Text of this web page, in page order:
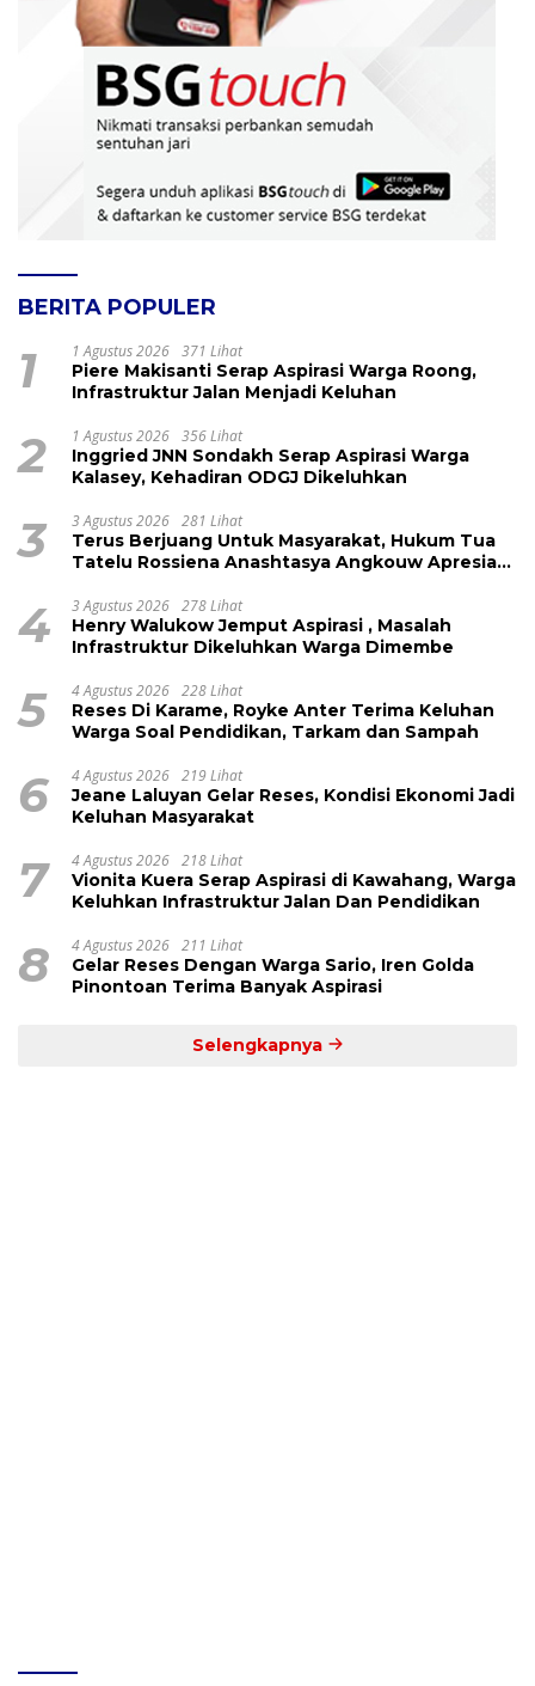
BERITA POPULER
1 1 Agustus 2026 371 Lihat
Piere Makisanti Serap Aspirasi Warga Roong,
Infrastruktur Jalan Menjadi Keluhan
2 1 Agustus 2026 356 Lihat
Inggried JNN Sondakh Serap Aspirasi Warga
Kalasey, Kehadiran ODGJ Dikeluhkan
3 3 Agustus 2026 281 Lihat
Terus Berjuang Untuk Masyarakat, Hukum Tua
Tatelu Rossiena Anashtasya Angkouw Apresiasi
4 3 Agustus 2026 278 Lihat
Henry Walukow Jemput Aspirasi , Masalah
Infrastruktur Dikeluhkan Warga Dimembe
5 4 Agustus 2026 228 Lihat
Reses Di Karame, Royke Anter Terima Keluhan
Warga Soal Pendidikan, Tarkam dan Sampah
6 4 Agustus 2026 219 Lihat
Jeane Laluyan Gelar Reses, Kondisi Ekonomi Jadi
Keluhan Masyarakat
7 4 Agustus 2026 218 Lihat
Vionita Kuera Serap Aspirasi di Kawahang, Warga
Keluhkan Infrastruktur Jalan Dan Pendidikan
8 4 Agustus 2026 211 Lihat
Gelar Reses Dengan Warga Sario, Iren Golda
Pinontoan Terima Banyak Aspirasi
Selengkapnya